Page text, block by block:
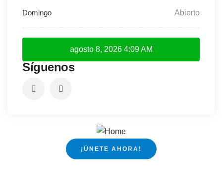
Abierto
agosto 8, 2026 4:09 AM
Síguenos
¡ÚNETE AHORA!